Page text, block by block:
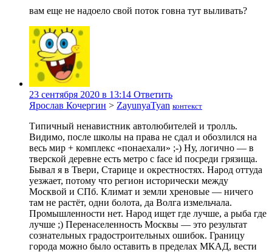
вам еще не надоело свой поток говна тут выливать?
23 сентября 2020 в 13:14 Ответить
Ярослав Кочергин > ZayunyaTyan контекст
Типичный ненавистник автолюбителей и тролль.
Видимо, после школы на права не сдал и обозлился на
весь мир + комплекс «понаехали» ;-) Ну, логично — в
тверской деревне есть метро с face id посреди грязища.
Бывал я в Твери, Старице и окрестностях. Народ оттуда
уезжает, потому что регион исторически между
Москвой и СПб. Климат и земли хреновые — ничего
там не растёт, одни болота, да Волга измельчала.
Промышленности нет. Народ ищет где лучше, а рыба где
лучше ;) Перенаселенность Москвы — это результат
сознательных градостроительных ошибок. Границу
города можно было оставить в пределах МКАД, вести